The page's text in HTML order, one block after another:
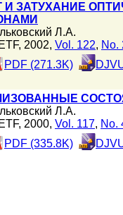
И ЗАТУХАНИЕ
Л.А.
2002, Vol. 122, No.
PDF (271.3K)
Л.А.
2000, Vol. 117, No.
PDF (335.8K)